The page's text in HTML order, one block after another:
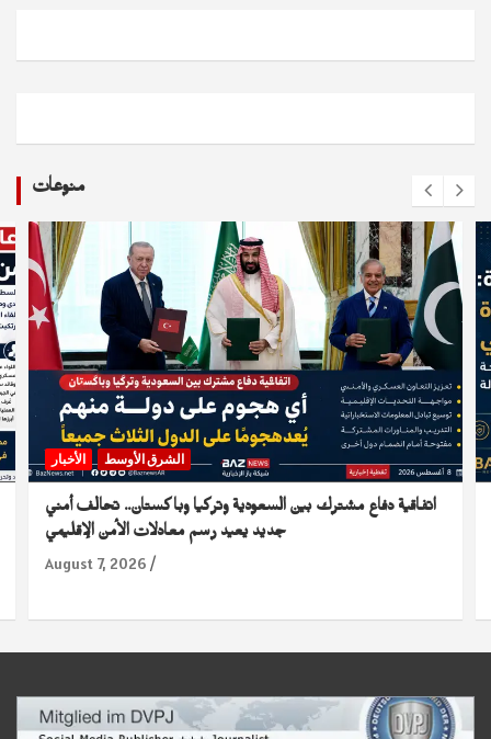
منوعات
الأخبار الشرق الأوسط
اتفاقية دفاع مشترك بين السعودية وتركيا وباكستان.. تحالف أمني
جديد يعيد رسم معادلات الأمن الإقليمي
August 7, 2026